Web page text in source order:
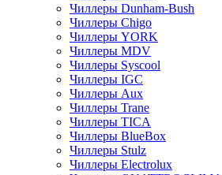
Чиллеры Dunham-Bush
Чиллеры Chigo
Чиллеры YORK
Чиллеры MDV
Чиллеры Syscool
Чиллеры IGC
Чиллеры Aux
Чиллеры Trane
Чиллеры TICA
Чиллеры BlueBox
Чиллеры Stulz
Чиллеры Electrolux